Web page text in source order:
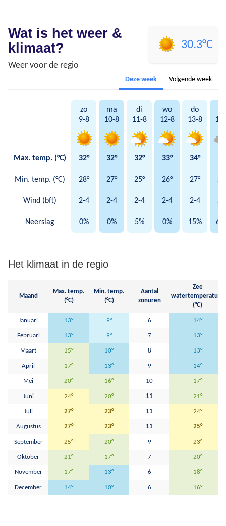
Wat is het weer &
klimaat?
Weer voor de regio
30.3°C
Deze week Volgende week
zo
9-8
ma
10-8
di
11-8
wo
12-8
do
13-8
Max. temp. (°C) 32° 32° 32° 33° 34°
Min. temp. (°C) 28° 27° 25° 26° 27°
Wind (bft) 2-4 2-4 2-4 2-4 2-4 2-
Neerslag 0% 0% 5% 0% 15%
Het klimaat in de regio
Maand
Max. temp.
(°C)
Min. temp.
(°C)
Aantal
zonuren
Zee
watertemperatuur
(°C)
Januari 13° 9° 6 14°
Februari 13° 9° 7 13°
Maart 15° 10° 8 13°
April 17° 13° 9 14°
Mei 20° 16° 10 17°
Juni 24° 20° 11 21°
Juli 27° 23° 11 24°
Augustus 27° 23° 11 25°
September 25° 20° 9 23°
Oktober 21° 17° 7 20°
November 17° 13° 6 18°
December 14° 10° 6 16°